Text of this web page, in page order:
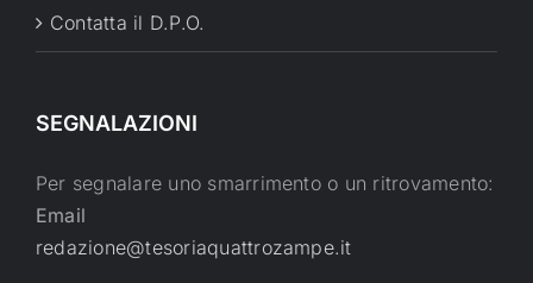
Contatta il D.P.O.
SEGNALAZIONI
Per segnalare uno smarrimento o un ritrovamento:
Email
redazione@tesoriaquattrozampe.it